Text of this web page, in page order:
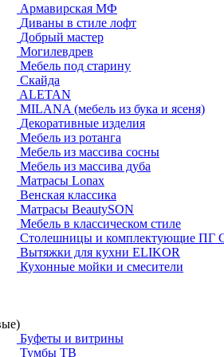
Армавирская МФ
Диваны в стиле лофт
Добрый мастер
Могилевдрев
Мебель под старину
Скайда
ALETAN
MILANA (мебель из бука и ясеня)
Декоративные изделия
Мебель из ротанга
Мебель из массива сосны
Мебель из массива дуба
Матрасы Lonax
Венская классика
Матрасы BeautySON
Мебель в классическом стиле
Столешницы и комплектующие ПГ
Вытяжки для кухни ELIKOR
Кухонные мойки и смесители
Буфеты и витрины
Тумбы ТВ